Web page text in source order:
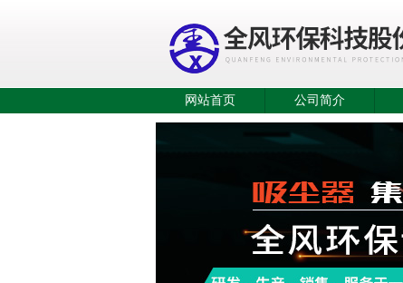
网站首页 公司简介